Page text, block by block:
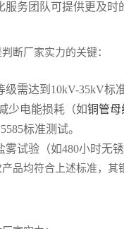
务团队可提供更及时
断厂家实力的关键：
需达到10kV-35kV标准
少电能损耗（如铜管母
标准测试。
试验（如480小时无锈
品均符合上述标准，